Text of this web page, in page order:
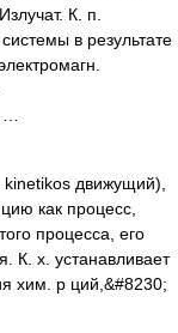
К. п.
в результате
движущий),
как процесс,
процесса, его
К. х. устанавливает
хим. р ций,&#8230;